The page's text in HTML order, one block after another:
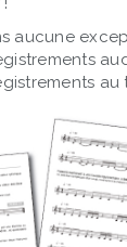
aucune
au